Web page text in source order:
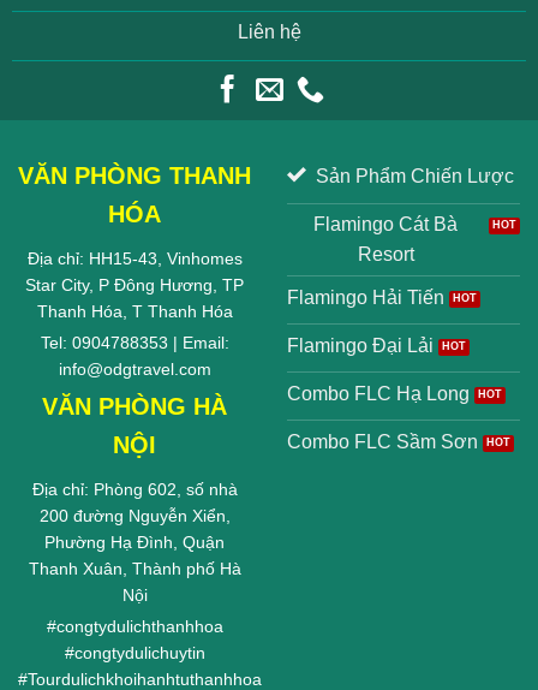
Liên hệ
VĂN PHÒNG THANH
HÓA
Địa chỉ: HH15-43, Vinhomes
Star City, P Đông Hương, TP
Thanh Hóa, T Thanh Hóa
Tel: 0904788353 | Email:
info@odgtravel.com
VĂN PHÒNG HÀ
NỘI
Địa chỉ: Phòng 602, số nhà
200 đường Nguyễn Xiển,
Phường Hạ Đình, Quận
Thanh Xuân, Thành phố Hà
Nội
#congtydulichthanhhoa
#congtydulichuytin
#Tourdulichkhoihanhtuthanhhoa
Sản Phẩm Chiến Lược
Flamingo Cát Bà
Resort
Flamingo Hải Tiến
Flamingo Đại Lải
Combo FLC Hạ Long
Combo FLC Sầm Sơn